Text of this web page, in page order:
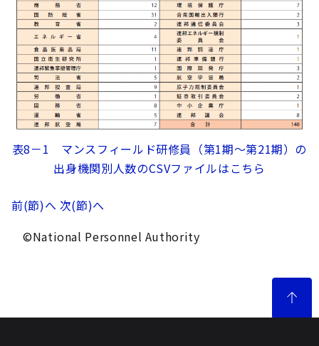
表8－1 マンスフィールド研修員（第1期～第21期）の
出身機関別人数のCSVファイルはこちら
前(節)へ 次(節)へ
©National Personnel Authority